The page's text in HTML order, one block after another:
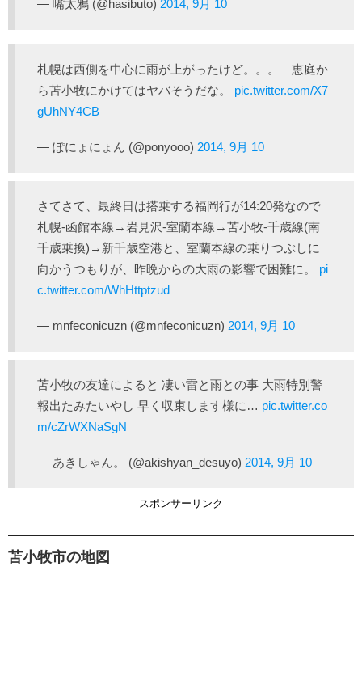
— 嘴太鴉 (@hasibuto) 2014, 9月 10
札幌は西側を中心に雨が上がったけど。。。 恵庭か
ら苫小牧にかけてはヤバそうだな。 pic.twitter.com/X7
gUhNY4CB
— ぽにょにょん (@ponyooo) 2014, 9月 10
さてさて、最終日は搭乗する福岡行が14:20発なので
札幌-函館本線→岩見沢-室蘭本線→苫小牧-千歳線(南
千歳乗換)→新千歳空港と、室蘭本線の乗りつぶしに
向かうつもりが、昨晩からの大雨の影響で困難に。 pi
c.twitter.com/WhHttptzud
— mnfeconicuzn (@mnfeconicuzn) 2014, 9月 10
苫小牧の友達によると 凄い雷と雨との事 大雨特別警
報出たみたいやし 早く収束します様に… pic.twitter.co
m/cZrWXNaSgN
— あきしゃん。 (@akishyan_desuyo) 2014, 9月 10
スポンサーリンク
苫小牧市の地図